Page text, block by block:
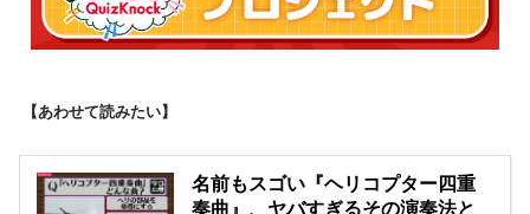
【あわせて読みたい】
名前もスゴい『ヘリコプター四重
奏曲』、ヤバすぎるその演奏法と